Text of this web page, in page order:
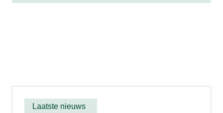
Laatste nieuws